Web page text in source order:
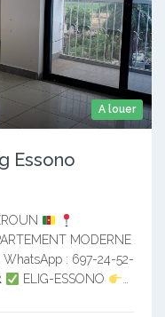
A louer
Essono
MODERNE
WhatsApp : 697-24-52-
ELIG-ESSONO …